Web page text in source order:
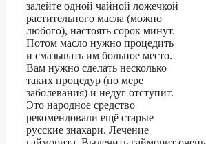
залейте одной чайной ложечкой
растительного масла (можно
любого), настоять сорок минут.
Потом масло нужно процедить
и смазывать им больное место.
Вам нужно сделать несколько
таких процедур (по мере
заболевания) и недуг отступит.
Это народное средство
рекомендовали ещё старые
русские знахари. Лечение